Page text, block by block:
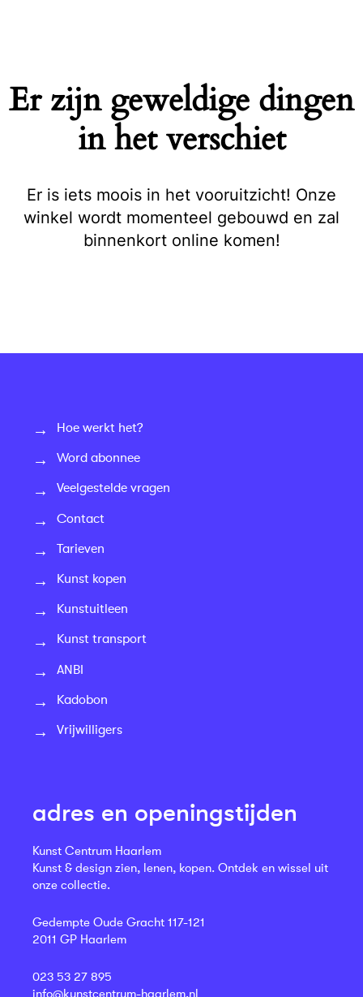
Er zijn geweldige dingen
in het verschiet
Er is iets moois in het vooruitzicht! Onze
winkel wordt momenteel gebouwd en zal
binnenkort online komen!
Hoe werkt het?
Word abonnee
Veelgestelde vragen
Contact
Tarieven
Kunst kopen
Kunstuitleen
Kunst transport
ANBI
Kadobon
Vrijwilligers
adres en openingstijden
Kunst Centrum Haarlem
Kunst & design zien, lenen, kopen. Ontdek en wissel uit
onze collectie.
Gedempte Oude Gracht 117-121
2011 GP Haarlem
023 53 27 895
info@kunstcentrum-haarlem.nl